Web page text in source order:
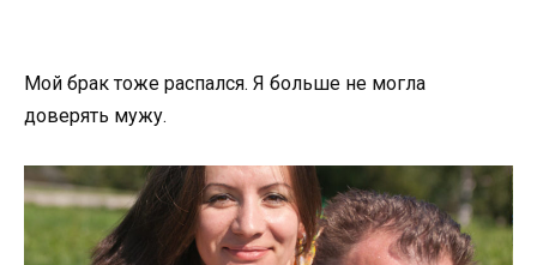
Мой брак тоже распался. Я больше не могла
доверять мужу.